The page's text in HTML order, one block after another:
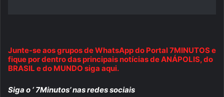
Junte-se aos grupos de WhatsApp do Portal 7MINUTOS e
fique por dentro das principais notícias de ANÁPOLIS, do
BRASIL e do MUNDO siga aqui.
Siga o ‘ 7Minutos’ nas redes sociais